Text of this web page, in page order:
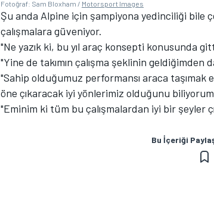
Fotoğraf: Sam Bloxham / Motorsport Images
Şu anda Alpine için şampiyona yedinciliği bile
çalışmalara güveniyor.
"Ne yazık ki, bu yıl araç konsepti konusunda
"Yine de takımın çalışma şeklinin
"Sahip olduğumuz performansı araca
öne çıkaracak iyi yönlerimiz olduğunu
"Eminim ki tüm bu çalışmalardan iyi bir şeyler
Bu İçeriği